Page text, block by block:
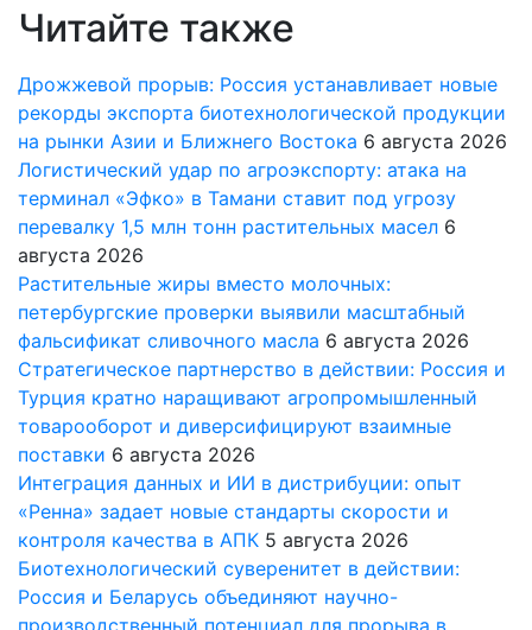
Читайте также
Дрожжевой прорыв: Россия устанавливает новые
рекорды экспорта биотехнологической продукции
на рынки Азии и Ближнего Востока 6 августа 2026
Логистический удар по агроэкспорту: атака на
терминал «Эфко» в Тамани ставит под угрозу
перевалку 1,5 млн тонн растительных масел 6
августа 2026
Растительные жиры вместо молочных:
петербургские проверки выявили масштабный
фальсификат сливочного масла 6 августа 2026
Стратегическое партнерство в действии: Россия и
Турция кратно наращивают агропромышленный
товарооборот и диверсифицируют взаимные
поставки 6 августа 2026
Интеграция данных и ИИ в дистрибуции: опыт
«Ренна» задает новые стандарты скорости и
контроля качества в АПК 5 августа 2026
Биотехнологический суверенитет в действии:
Россия и Беларусь объединяют научно-
производственный потенциал для прорыва в